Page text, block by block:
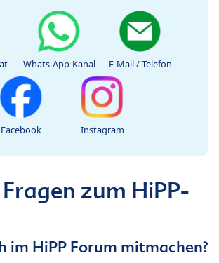
Whats-App-Kanal E-Mail / Telefon
Facebook Instagram
zum HiPP-
im HiPP Forum mitmachen?